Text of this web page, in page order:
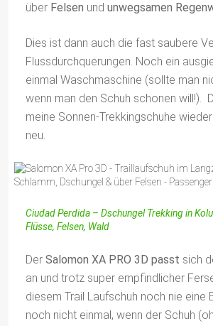
über Felsen und unwegsamen
Dies ist dann auch die fast saubere
Flussdurchquerungen. Noch ein
einmal Waschmaschine (sollte man
wenn man den Schuh schonen will!).
meine Sonnen-Trekkingschuhe
neu.
Ciudad Perdida – Dschungel Trekking in
Flüsse, Felsen, Wald
Der Salomon XA PRO 3D passt sich
an und trotz super empfindlicher
diesem Trail Laufschuh noch nie eine
noch nicht einmal, wenn der Schuh